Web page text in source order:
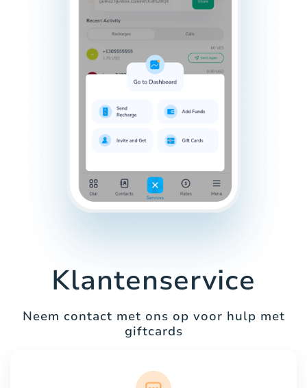
Klantenservice
Neem contact met ons op voor hulp met
giftcards